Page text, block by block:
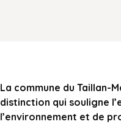
La commune du Taillan-
distinction qui souligne
l’environnement et de